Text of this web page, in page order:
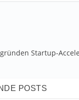
Startup-
POSTS